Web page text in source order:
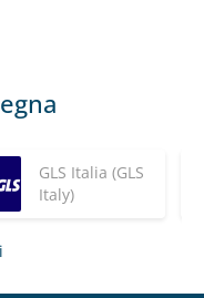
GLS Italia (GLS
Italy)